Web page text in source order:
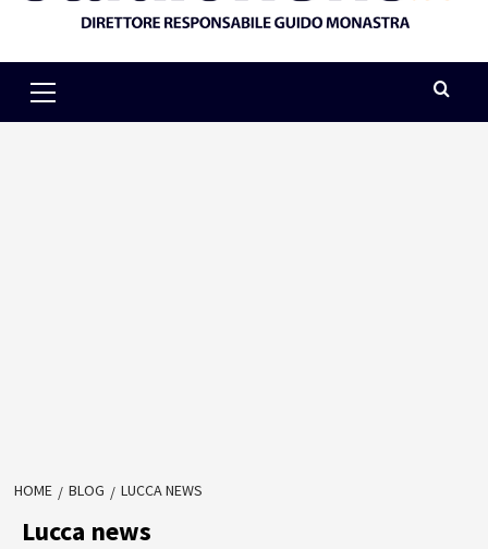
Menu
HOME BLOG LUCCA NEWS
Lucca news